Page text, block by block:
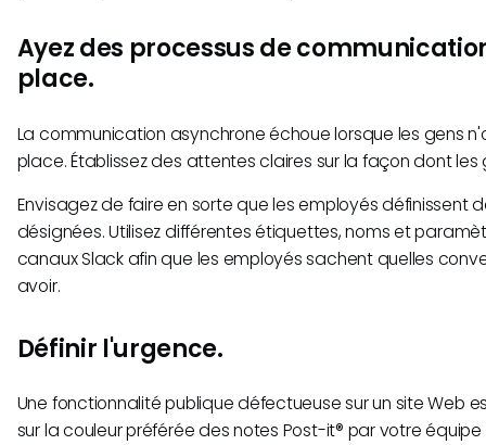
Ayez des processus de
place.
La communication asynchrone échoue lorsque les gens
place. Établissez des attentes claires sur la façon dont les
Envisagez de faire en sorte que les employés définissent
désignées. Utilisez différentes étiquettes, noms et
canaux Slack afin que les employés sachent quelles
avoir.
Définir l'urgence.
Une fonctionnalité publique défectueuse sur un site Web
sur la couleur préférée des notes Post-it® par votre équipe